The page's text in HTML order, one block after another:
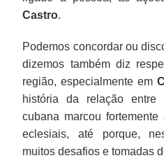
Castro.
Podemos concordar ou
dizemos também diz
região, especialmente em
história da relação entre
cubana marcou
eclesiais, até porque,
muitos desafios e tomadas